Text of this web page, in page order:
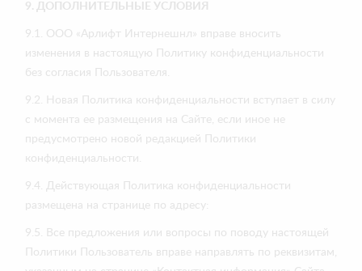
9. ДОПОЛНИТЕЛЬНЫЕ УСЛОВИЯ
9.1. ООО «Арлифт Интернешнл» вправе вносить
изменения в настоящую Политику конфиденциальности
без согласия Пользователя.
9.2. Новая Политика конфиденциальности вступает в силу
с момента ее размещения на Сайте, если иное не
предусмотрено новой редакцией Политики
конфиденциальности.
9.4. Действующая Политика конфиденциальности
размещена на странице по адресу:
9.5. Все предложения или вопросы по поводу настоящей
Политики Пользователь вправе направлять по реквизитам,